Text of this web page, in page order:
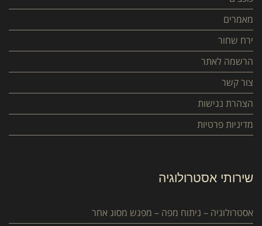
מאמרים
ירח שחור
הרשמה לאתר
צור קשר
הצהרת נגישות
מדיניות פרטיות
שירותי אסטרולוגיה
אסטרולוגיה – ניתוח מפה – מפגש מסוג אחר